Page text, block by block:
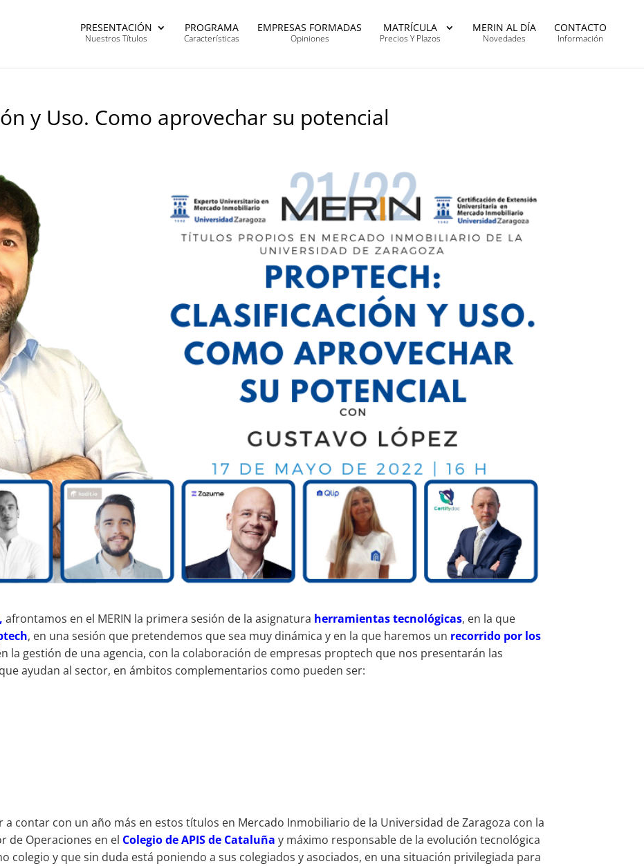
PRESENTACIÓN
Nuestros Títulos
PROGRAMA
Características
EMPRESAS FORMADAS
Opiniones
MATRÍCULA
Precios Y Plazos
MERIN AL DÍA
Novedades
CONTACTO
Información
y Uso. Como aprovechar su potencial
afrontamos en el MERIN la primera sesión de la asignatura herramientas tecnológicas, en la que
, en una sesión que pretendemos que sea muy dinámica y en la que haremos un recorrido por los
la gestión de una agencia, con la colaboración de empresas proptech que nos presentarán las
ayudan al sector, en ámbitos complementarios como pueden ser:
a contar con un año más en estos títulos en Mercado Inmobiliario de la Universidad de Zaragoza con la
de Operaciones en el Colegio de APIS de Cataluña y máximo responsable de la evolución tecnológica
colegio y que sin duda está poniendo a sus colegiados y asociados, en una situación privilegiada para